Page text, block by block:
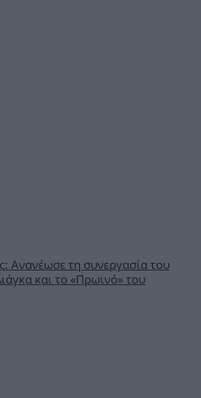
Ανανέωσε τη συνεργασία του
και το «Πρωινό» του